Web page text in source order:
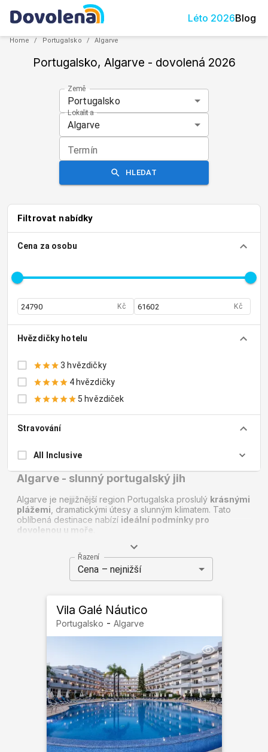
Léto 2026Blog
Home / Portugalsko / Algarve
Portugalsko, Algarve - dovolená 2026
Země
Portugalsko
Lokalita
Algarve
Termín
HLEDAT
Filtrovat nabídky
Cena za osobu
Kč Kč
Hvězdičky hotelu
3 hvězdičky
4 hvězdičky
5 hvězdiček
Stravování
All Inclusive
Algarve - slunný portugalský jih
Algarve je nejjižnější region Portugalska proslulý krásnými
plážemi , dramatickými útesy a slunným klimatem. Tato
oblíbená destinace nabízí ideální podmínky pro
dovolenou u moře
Faro, Lagos a Albufeira
plážemi a křišťálově čistou vodou.Benagilské jeskyně
jsou legendární přírodní atrakcí.
Řazení
Cena – nejnižší
Vila Galé Náutico
Portugalsko - Algarve